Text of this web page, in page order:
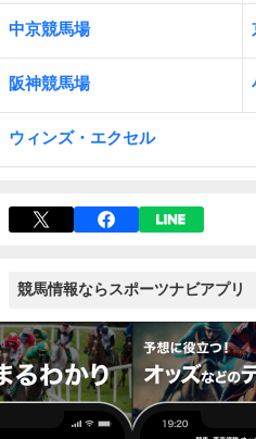
中京競馬場
阪神競馬場
ウィンズ・エクセル
競馬情報ならスポーツナビアプリ